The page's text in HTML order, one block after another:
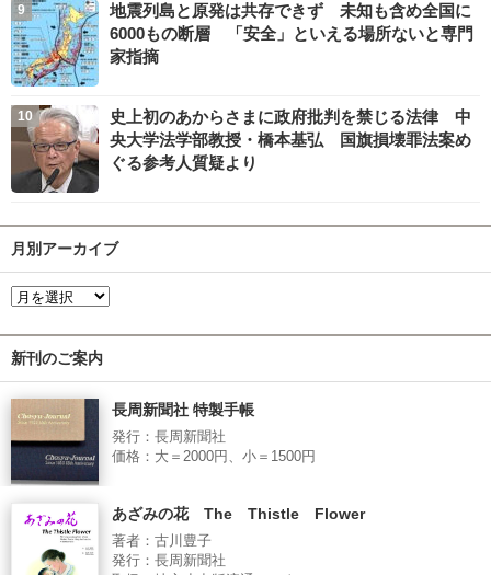
地震列島と原発は共存できず 未知も含め全国に
6000もの断層 「安全」といえる場所ないと専門
家指摘
史上初のあからさまに政府批判を禁じる法律 中
央大学法学部教授・橋本基弘 国旗損壊罪法案め
ぐる参考人質疑より
月別アーカイブ
新刊のご案内
長周新聞社 特製手帳
発行：長周新聞社
価格：大＝2000円、小＝1500円
あざみの花 The Thistle Flower
著者：古川豊子
発行：長周新聞社